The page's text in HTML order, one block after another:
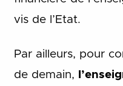
vis de l’Etat.
Par ailleurs, pour
de demain,